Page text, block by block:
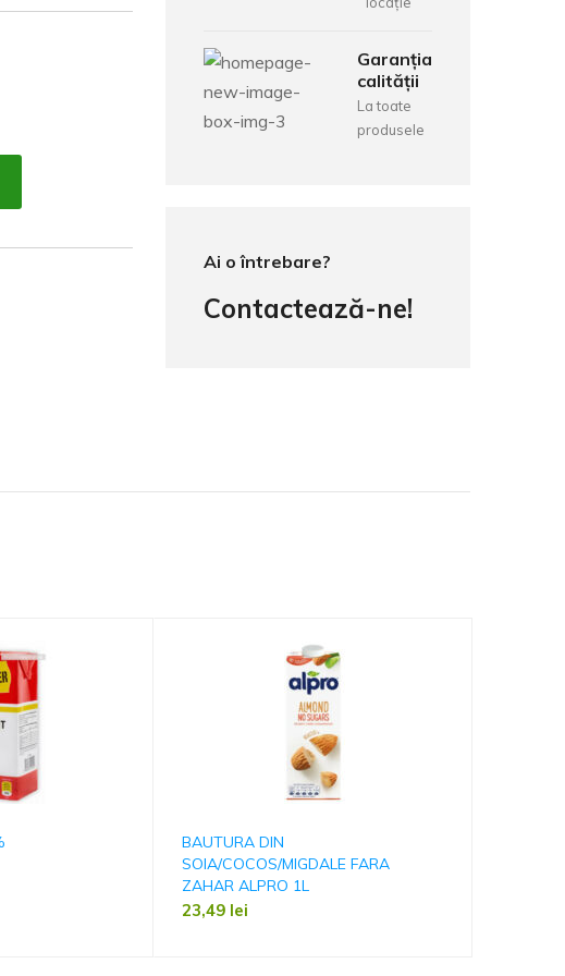
Garanția
calității
La toate
produsele
Ai o întrebare?
Contactează-ne!
BAUTURA DIN
SOIA/COCOS/MIGDALE FARA
ZAHAR ALPRO 1L
23,49 lei